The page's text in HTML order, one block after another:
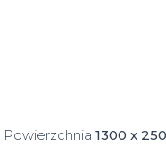
Powierzchnia 1300 x